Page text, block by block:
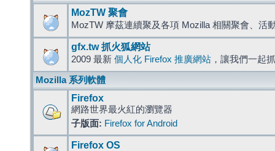
MozTW 聚會
MozTW 摩茲連續聚及各項 Mozilla 相關聚會、活
gfx.tw 抓火狐網站
2009 最新 個人化 Firefox 推廣網站 ，讓我們一起
Mozilla 系列軟體
Firefox
網路世界最火紅的瀏覽器
子版面: Firefox for Android
Firefox OS